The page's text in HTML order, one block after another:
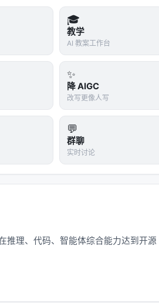
义对应，程序检查器审计结构属性
容易漏。
度上全面领先现有基线（Edit-
只测一种类型、一种输入
只测一种图类型
🎓
教学
AI 教案工作台
✨
降 AIGC
改写更像人写
💬
群聊
实时讨论
推理、代码、智能体综合能力达到开源